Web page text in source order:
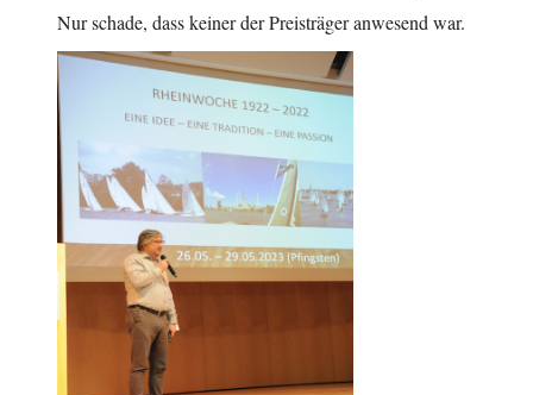
Nur schade, dass keiner der Preisträger anwesend war.